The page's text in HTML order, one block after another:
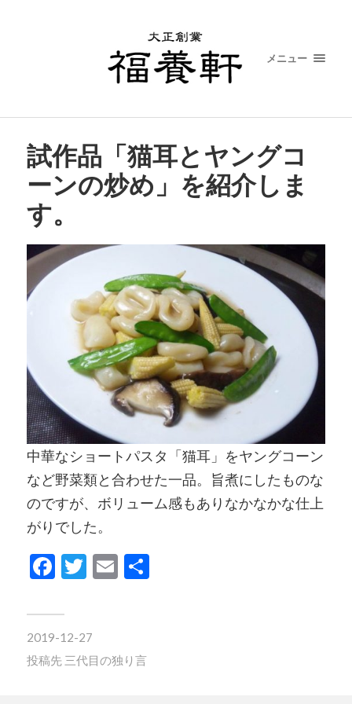
メニュー
試作品「猫耳とヤングコ
ーンの炒め」を紹介しま
す。
中華なショートパスタ「猫耳」をヤングコーン
など野菜類と合わせた一品。旨煮にしたものな
のですが、ボリューム感もありなかなかな仕上
がりでした。
Facebook
Twitter
Email
共
2019-12-27
投稿先 三代目の独り言